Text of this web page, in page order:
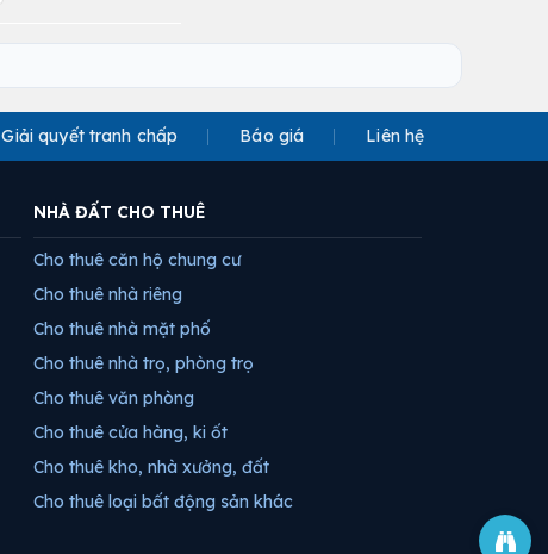
Giải quyết tranh chấp Báo giá Liên hệ
NHÀ ĐẤT CHO THUÊ
Cho thuê căn hộ chung cư
Cho thuê nhà riêng
Cho thuê nhà mặt phố
Cho thuê nhà trọ, phòng trọ
Cho thuê văn phòng
Cho thuê cửa hàng, ki ốt
Cho thuê kho, nhà xưởng, đất
Cho thuê loại bất động sản khác